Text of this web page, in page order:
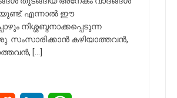
എന്നാൽ ഈ
നിശ്ശബ്ദനാക്കപ്പെടുന്ന
സംസാരിക്കാൻ കഴിയാത്തവൻ,
[…]